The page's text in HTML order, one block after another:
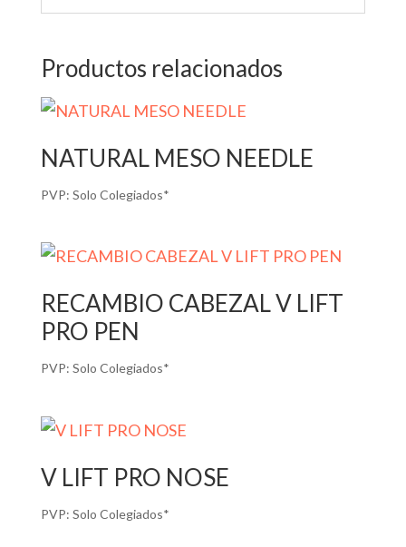
Productos relacionados
NATURAL MESO NEEDLE
PVP: Solo Colegiados*
RECAMBIO CABEZAL V LIFT
PRO PEN
PVP: Solo Colegiados*
V LIFT PRO NOSE
PVP: Solo Colegiados*